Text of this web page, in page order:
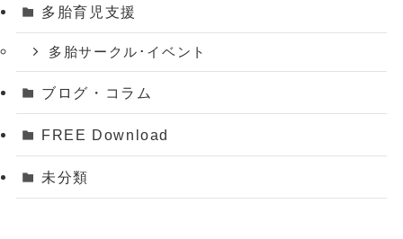
多胎育児支援
多胎サークル･イベント
ブログ・コラム
FREE Download
未分類